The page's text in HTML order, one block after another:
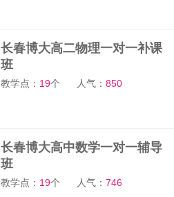
长春博大高二物理一对一补课
班
教学点： 19个 人气：850
长春博大高中数学一对一辅导
班
教学点： 19个 人气：746